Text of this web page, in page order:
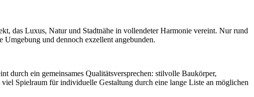
das Luxus, Natur und Stadtnähe in vollendeter Harmonie vereint. Nur rund
und dennoch exzellent angebunden.
durch ein gemeinsames Qualitätsversprechen: stilvolle Baukörper,
viel Spielraum für individuelle Gestaltung durch eine lange Liste an möglichen